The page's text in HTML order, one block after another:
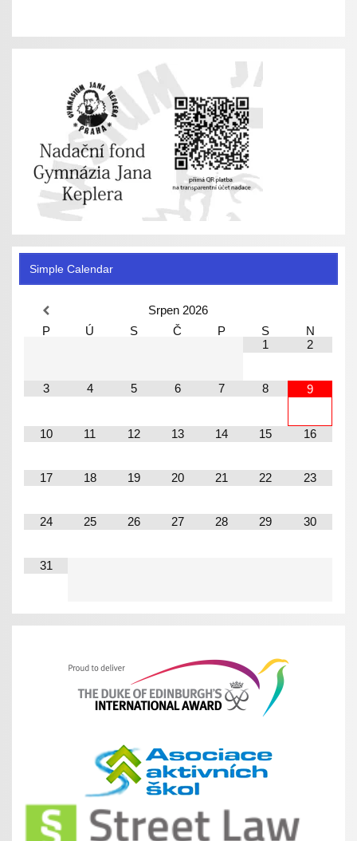
Simple Calendar
Srpen 2026
P
Ú S Č P S
N
1
2
3 4 5 6 7 8 9
10 11 12 13 14 15 16
17 18 19 20 21 22 23
24 25 26 27 28 29 30
31